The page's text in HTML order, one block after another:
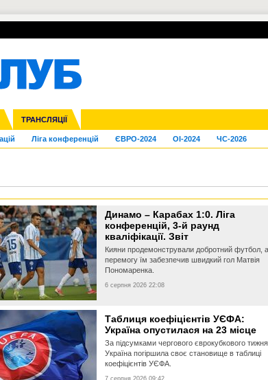
ТРАНСЛЯЦІЇ
Кубок України Молодіжка
Ліга конференцій ЄВРО-2024 OI-2024 ЧС-2026
ІншіЧЄ-2015 (U-21)
ПЕРЕХОДИ
Динамо – Карабах 1:0. Ліга
конференцій, 3-й раунд
кваліфікації. Звіт
Кияни продемонстрували добротний футбол, а
перемогу їм забезпечив швидкий гол Матвія
Пономаренка.
6 серпня 2026 22:08
Таблиця коефіцієнтів УЄФА:
Україна опустилася на 23 місце
За підсумками чергового єврокубкового тижня
Україна погіршила своє становище в таблиці
коефіцієнтів УЄФА.
7 серпня 2026 09:42